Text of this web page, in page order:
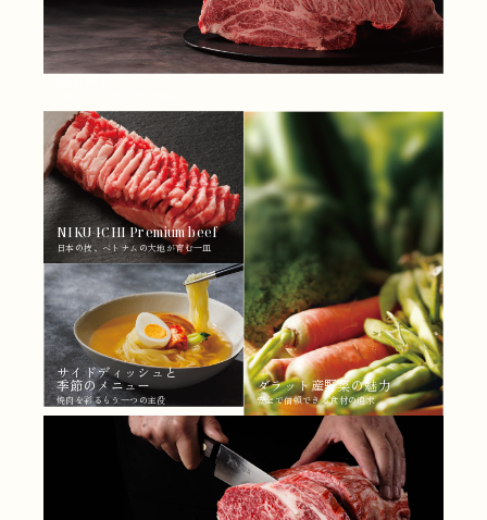
黒毛和牛
NIKU-ICHI Premium beef
日本の技、ベトナムの大地が育む一皿
サイドディッシュと
季節のメニュー
焼肉を彩るもう一つの主役
ダラット産野菜の魅力
安全で信頼できる食材の追求